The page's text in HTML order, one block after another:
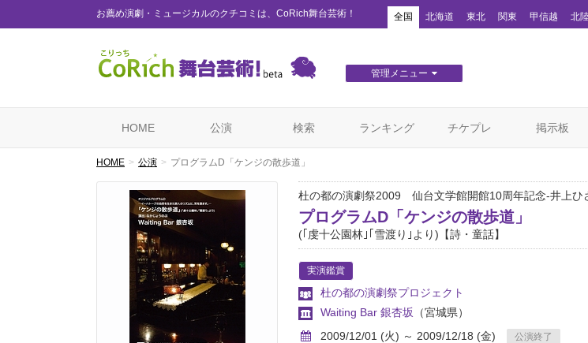
お薦め演劇・ミュージカルのクチコミは、CoRich舞台芸術！ 全国 北海道 東北 関東 甲信越 北
管理メニュー
HOME 公演 検索 ランキング チケプレ 掲示板
HOME 公演 プログラムD「ケンジの散歩道」
杜の都の演劇祭2009 仙台文学館開館10周年記念-井上ひ
プログラムD「ケンジの散歩道」
(｢虔十公園林｣｢雪渡り｣より)【詩・童話】
実演鑑賞
杜の都の演劇祭プロジェクト
Waiting Bar 銀杏坂 （宮城県）
2009/12/01 (火) ～ 2009/12/18 (金)
公演終了